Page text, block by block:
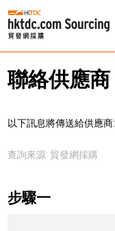
聯絡供應商
以下訊息將傳送給供應商:
查詢來源: 貿發網採購
步驟一